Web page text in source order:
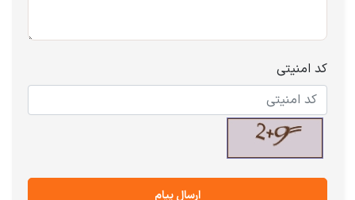
کد امنیتی
ارسال پیام